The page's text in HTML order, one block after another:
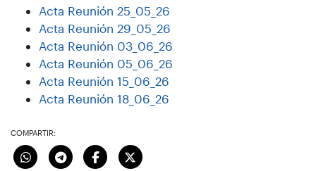
Acta Reunión 25_05_26
Acta Reunión 29_05_26
Acta Reunión 03_06_26
Acta Reunión 05_06_26
Acta Reunión 15_06_26
Acta Reunión 18_06_26
COMPARTIR: